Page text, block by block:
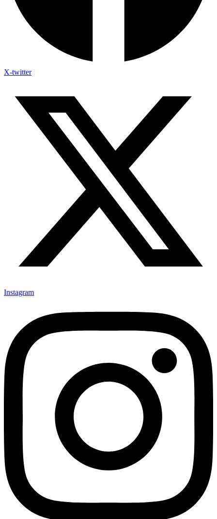
X-twitter
Instagram